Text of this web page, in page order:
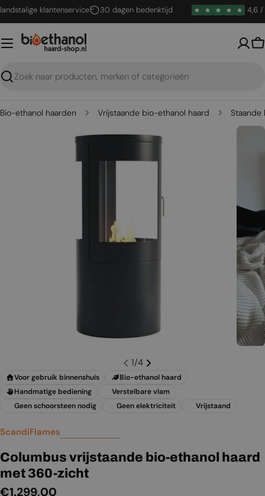
Ga
naar
inhoud
klantenservice 30 dagen bedenktijd 4,6 / 5
Zoeken
Bio-ethanol haarden Vrijstaande bio-ethanol haard Staande
Open media 0 in een venster Open
1/4
Voor gebruik binnenshuis
Bio-ethanol haard
Handmatige bediening
Verstelbare vlam
Geen schoorsteen nodig
Geen elektriciteit Vrijstaand
ScandiFlames
Columbus vrijstaande bio-ethanol haard
met 360-zicht
Normale
€1.299,00